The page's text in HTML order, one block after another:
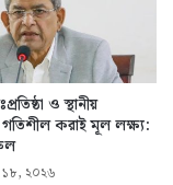
ও স্থানীয়
করাই মূল লক্ষ্য:
১৮, ২০২৬